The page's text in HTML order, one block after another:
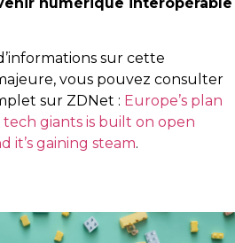
sur cette
vous pouvez consulter
sur ZDNet : Europe’s plan
giants is built on open
it’s gaining steam.